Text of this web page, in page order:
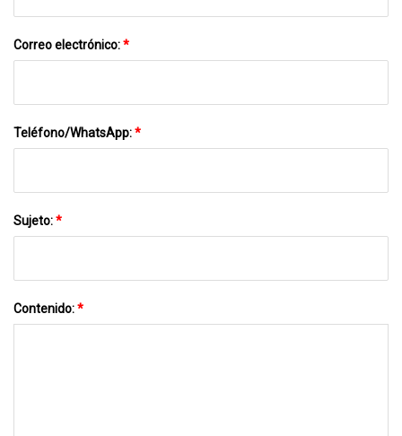
Correo electrónico:*
Teléfono/WhatsApp:*
Sujeto:*
Contenido:*